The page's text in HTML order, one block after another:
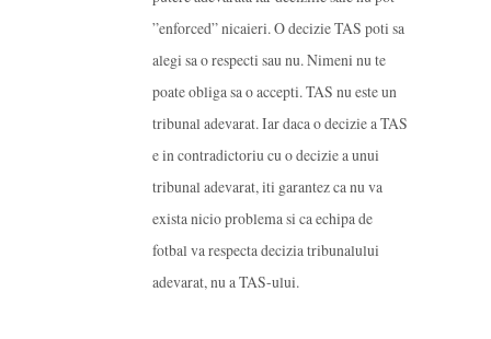
”enforced” nicaieri. O decizie TAS poti sa
alegi sa o respecti sau nu. Nimeni nu te
poate obliga sa o accepti. TAS nu este un
tribunal adevarat. Iar daca o decizie a TAS
e in contradictoriu cu o decizie a unui
tribunal adevarat, iti garantez ca nu va
exista nicio problema si ca echipa de
fotbal va respecta decizia tribunalului
adevarat, nu a TAS-ului.